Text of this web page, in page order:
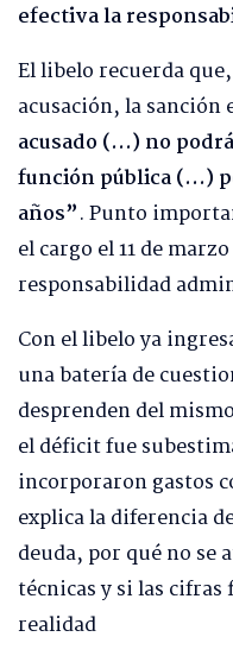
efectiva la
El libelo recuerda
acusación, la sanción
acusado (…) no
función pública (…)
años”. Punto
el cargo el 11 de
responsabilidad
Con el libelo ya
una batería de
desprenden del
el déficit fue
incorporaron gastos
explica la diferencia
deuda, por qué no se
técnicas y si las cifras
realidad